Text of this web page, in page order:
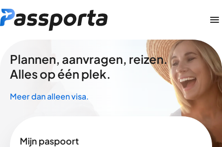
Plannen, aanvragen, reizen.
Alles op één plek.
Meer dan alleen visa.
Mijn paspoort